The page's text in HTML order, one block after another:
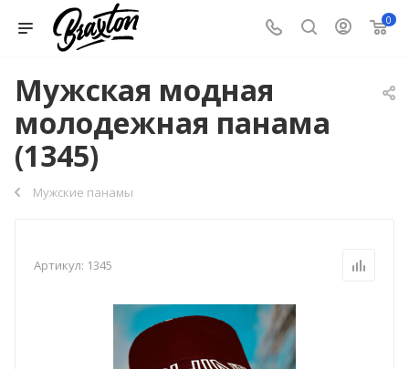
0
Мужская модная
молодежная панама
(1345)
Мужские панамы
Артикул: 1345